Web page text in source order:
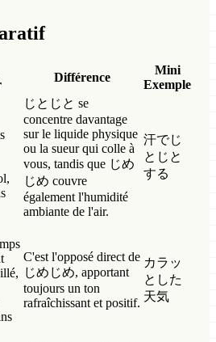
Différence
Mini
Exemple
じとじと se
concentre davantage
sur le liquide physique
ou la sueur qui colle à
vous, tandis que じめ
じめ couvre
également l'humidité
ambiante de l'air.
汗でじ
とじと
する
C'est l'opposé direct de
じめじめ, apportant
toujours un ton
rafraîchissant et positif.
カラッ
とした
天気